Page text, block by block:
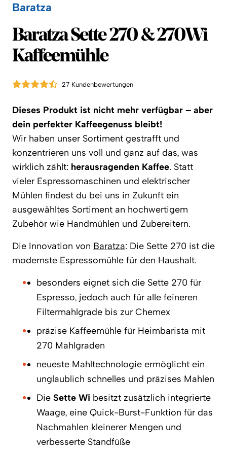
Baratza
Baratza
Baratza Sette 270 & 270Wi
Kaffeemühle
27 Kundenbewertungen
Dieses Produkt ist nicht mehr verfügbar – aber
dein perfekter Kaffeegenuss bleibt!
Wir haben unser Sortiment gestrafft und
konzentrieren uns voll und ganz auf das, was
wirklich zählt: herausragenden Kaffee. Statt
vieler Espressomaschinen und elektrischer
Mühlen findest du bei uns in Zukunft ein
ausgewähltes Sortiment an hochwertigem
Zubehör wie Handmühlen und Zubereitern.
Die Innovation von Baratza: Die Sette 270 ist die
modernste Espressomühle für den Haushalt.
besonders eignet sich die Sette 270 für
Espresso, jedoch auch für alle feineren
Filtermahlgrade bis zur Chemex
präzise Kaffeemühle für Heimbarista mit
270 Mahlgraden
neueste Mahltechnologie ermöglicht ein
unglaublich schnelles und präzises Mahlen
Die Sette Wi besitzt zusätzlich integrierte
Waage, eine Quick-Burst-Funktion für das
Nachmahlen kleinerer Mengen und
verbesserte Standfüße